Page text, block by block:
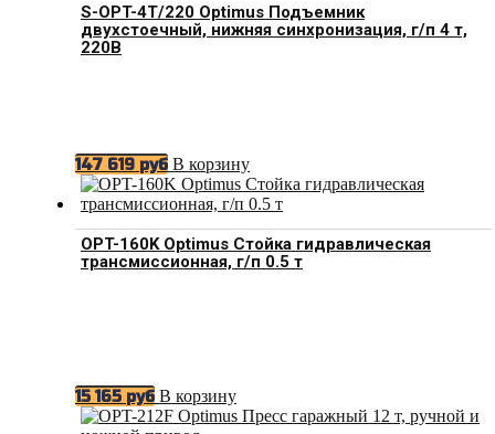
S-OPT-4T/220 Optimus Подъемник
двухстоечный, нижняя синхронизация, г/п 4 т,
220В
147 619 руб В корзину
OPT-160K Optimus Стойка гидравлическая
трансмиссионная, г/п 0.5 т
15 165 руб В корзину